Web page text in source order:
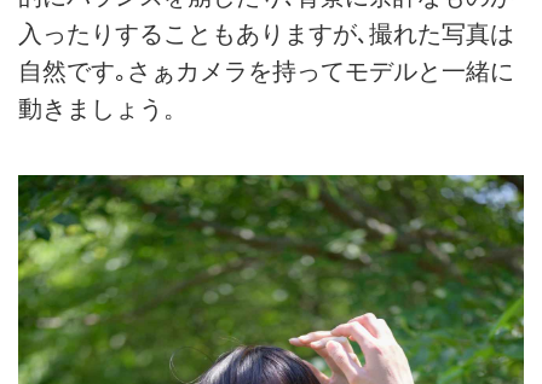
入ったりすることもありますが､撮れた写真は
自然です｡さぁカメラを持ってモデルと一緒に
動きましょう。